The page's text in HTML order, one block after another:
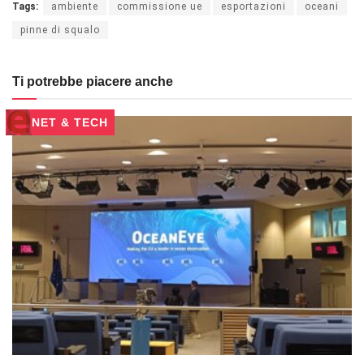
Tags: ambiente commissione ue esportazioni oceani
pinne di squalo
Ti potrebbe piacere anche
NET & TECH